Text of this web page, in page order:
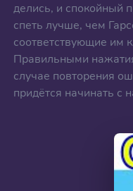
делись, и спокойный
спеть лучше, чем
соответствующие им
Правильными
случае повторения
придётся начинать с